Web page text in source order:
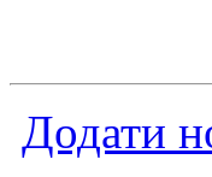
Додати